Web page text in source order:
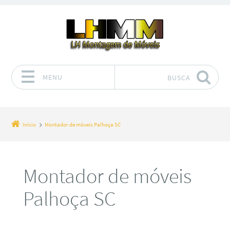
MENU BUSCA
Início Montador de móveis Palhoça SC
Montador de móveis
Palhoça SC